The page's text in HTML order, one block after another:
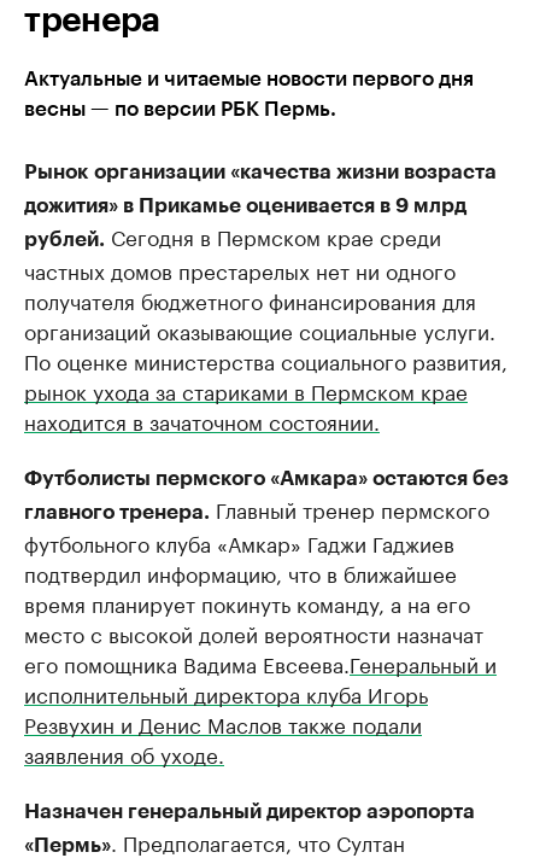
тренера
Актуальные и читаемые новости первого дня
весны — по версии РБК Пермь.
Рынок организации «качества жизни возраста
дожития» в Прикамье оценивается в 9 млрд
рублей. Сегодня в Пермском крае среди
частных домов престарелых нет ни одного
получателя бюджетного финансирования для
организаций оказывающие социальные услуги.
По оценке министерства социального развития,
рынок ухода за стариками в Пермском крае
находится в зачаточном состоянии.
Футболисты пермского «Амкара» остаются без
главного тренера. Главный тренер пермского
футбольного клуба «Амкар»​ Гаджи Гаджиев
подтвердил информацию, что в ближайшее
время планирует покинуть команду, а на его
место с высокой долей вероятности назначат
его помощника Вадима Евсеева. Генеральный и
исполнительный директора клуба Игорь
Резвухин и Денис Маслов также подали
заявления об уходе.
Назначен генеральный директор аэропорта
«Пермь»
. Предполагается, что Султан